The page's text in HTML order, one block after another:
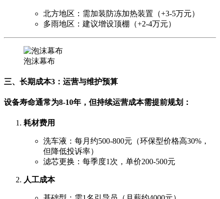
北方地区：需加装防冻加热装置（+3-5万元）
多雨地区：建议增设顶棚（+2-4万元）
泡沫幕布
三、长期成本3：运营与维护预算
设备寿命通常为8-10年，但持续运营成本需提前规划：
耗材费用
洗车液：每月约500-800元（环保型价格高30%，
但降低投诉率）
滤芯更换：每季度1次，单价200-500元
人工成本